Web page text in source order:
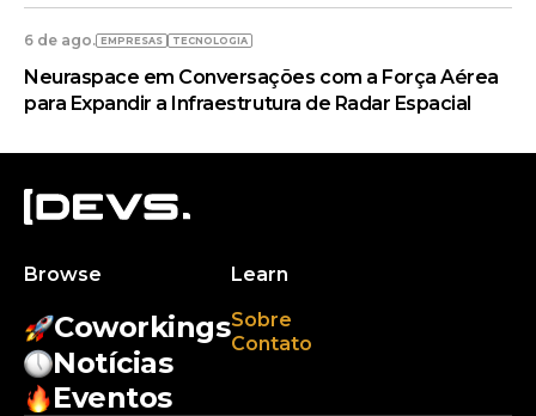
6 de ago. EMPRESAS TECNOLOGIA
Neuraspace em Conversações com a Força Aérea
para Expandir a Infraestrutura de Radar Espacial
Browse
Coworkings
Notícias
Eventos
Learn
Sobre
Contato